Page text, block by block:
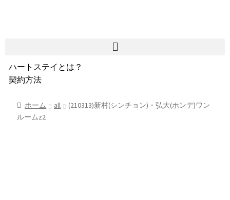
ハートステイとは？
契約方法
サービス費用
よくある質問
ホーム all
(210313)新村(シンチョン)・弘大(ホンデ)ワン
ルームz2